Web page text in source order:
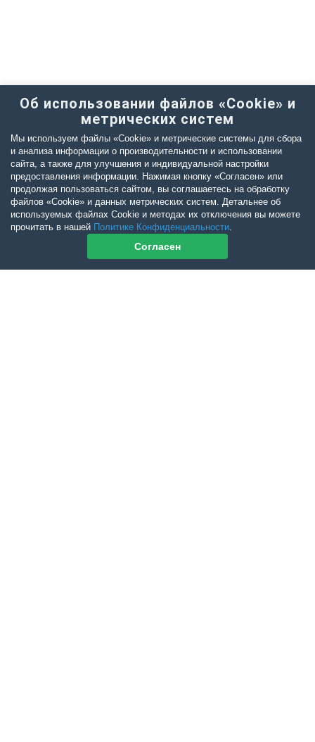
Об использовании файлов «Cookie» и
метрических систем
Мы используем файлы «Cookie» и метрические системы для сбора
и анализа информации о производительности и использовании
сайта, а также для улучшения и индивидуальной настройки
предоставления информации. Нажимая кнопку «Согласен» или
продолжая пользоваться сайтом, вы соглашаетесь на обработку
файлов «Cookie» и данных метрических систем. Детальнее об
используемых файлах Cookie и методах их отключения вы можете
прочитать в нашей Политике Конфиденциальности.
Согласен